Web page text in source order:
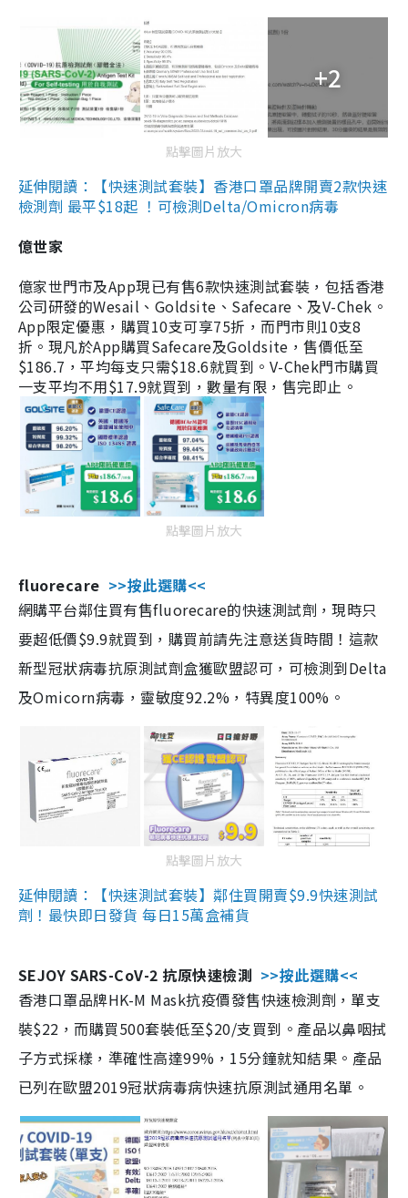
+2
點擊圖片放大
延伸閱讀：【快速測試套裝】香港口罩品牌開賣2款快速
檢測劑 最平$18起 ！可檢測Delta/Omicron病毒
億世家
億家世門市及App現已有售6款快速測試套裝，包括香港
公司研發的Wesail、Goldsite、Safecare、及V-Chek。
App限定優惠，購買10支可享75折，而門市則10支8
折。現凡於App購買Safecare及Goldsite，售價低至
$186.7，平均每支只需$18.6就買到。V-Chek門市購買
一支平均不用$17.9就買到，數量有限，售完即止。
點擊圖片放大
fluorecare >>按此選購<<
網購平台鄰住買有售fluorecare的快速測試劑，現時只
要超低價$9.9就買到，購買前請先注意送貨時間！這款
新型冠狀病毒抗原測試劑盒獲歐盟認可，可檢測到Delta
及Omicorn病毒，靈敏度92.2%，特異度100%。
點擊圖片放大
延伸閱讀：【快速測試套裝】鄰住買開賣$9.9快速測試
劑！最快即日發貨 每日15萬盒補貨
SEJOY SARS-CoV-2 抗原快速檢測 >>按此選購<<
香港口罩品牌HK-M Mask抗疫價發售快速檢測劑，單支
裝$22，而購買500套裝低至$20/支買到。產品以鼻咽拭
子方式採樣，準確性高達99%，15分鐘就知結果。產品
已列在歐盟2019冠狀病毒病快速抗原測試通用名單。